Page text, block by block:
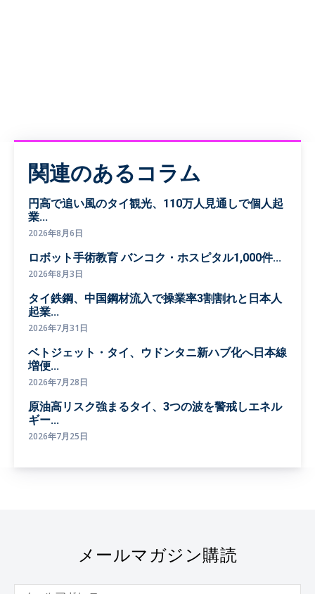
関連のあるコラム
円高で追い風のタイ観光、110万人見通しで個人起
業...
2026年8月6日
ロボット手術教育 バンコク・ホスピタル1,000件...
2026年8月3日
タイ鉄鋼、中国鋼材流入で操業率3割割れと日本人
起業...
2026年7月31日
ベトジェット・タイ、ウドンタニ新ハブ化へ日本線
増便...
2026年7月28日
原油高リスク強まるタイ、3つの波を警戒しエネル
ギー...
2026年7月25日
メールマガジン購読